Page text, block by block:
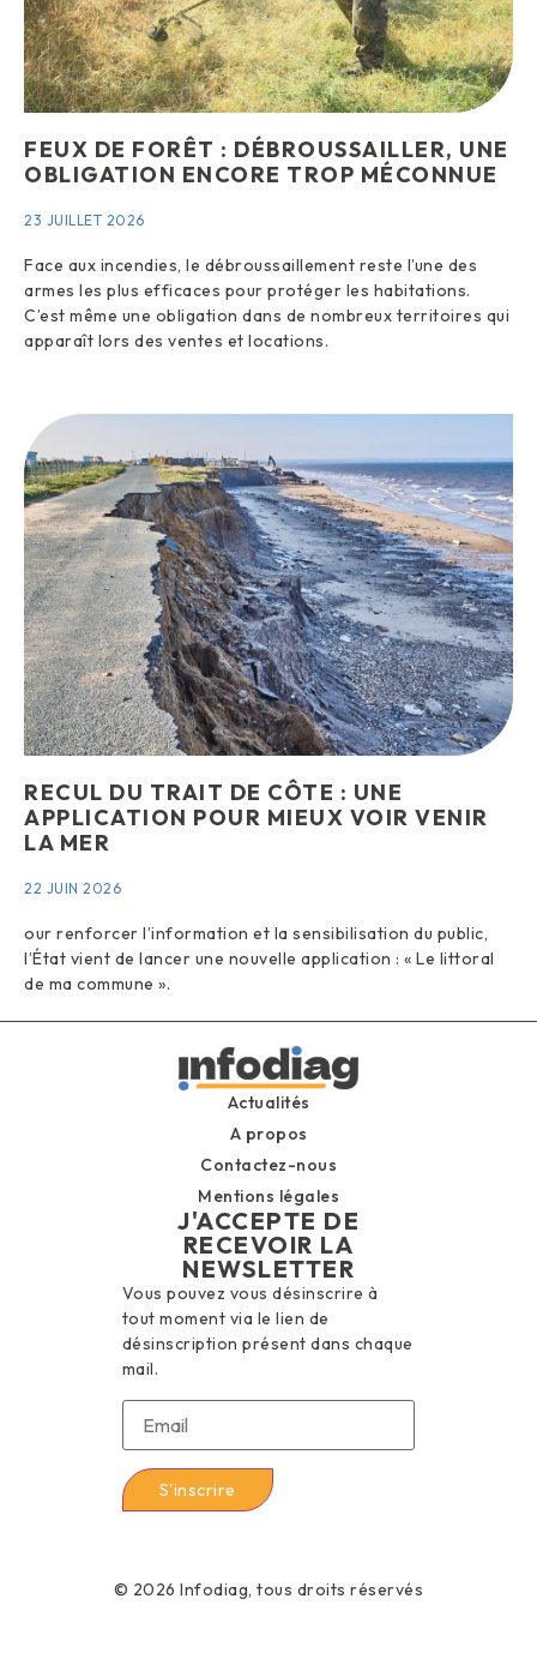
FEUX DE FORÊT : DÉBROUSSAILLER, UNE
OBLIGATION ENCORE TROP MÉCONNUE
23 JUILLET 2026
Face aux incendies, le débroussaillement reste l’une des
armes les plus efficaces pour protéger les habitations.
C’est même une obligation dans de nombreux territoires qui
apparaît lors des ventes et locations.
RECUL DU TRAIT DE CÔTE : UNE
APPLICATION POUR MIEUX VOIR VENIR
LA MER
22 JUIN 2026
our renforcer l’information et la sensibilisation du public,
l’État vient de lancer une nouvelle application : « Le littoral
de ma commune ».
Actualités
A propos
Contactez-nous
Mentions légales
J'ACCEPTE DE
RECEVOIR LA
NEWSLETTER
Vous pouvez vous désinscrire à
tout moment via le lien de
désinscription présent dans chaque
mail.
© 2026 Infodiag, tous droits réservés